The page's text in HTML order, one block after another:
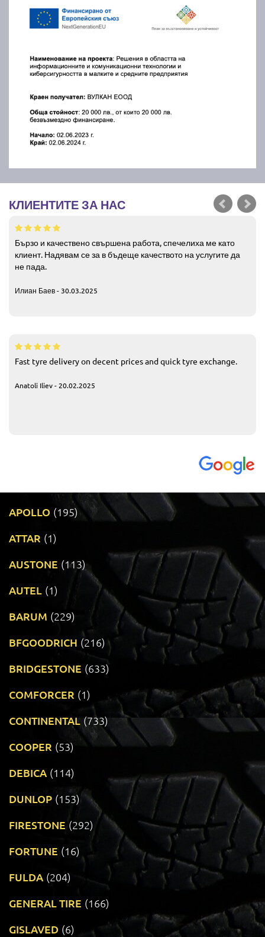
КЛИЕНТИТЕ ЗА НАС
Бързо и качествено свършена работа, спечелиха ме като
клиент. Надявам се за в бъдеще качеството на услугите да
не пада.
Илиан Баев - 30.03.2025
Fast tyre delivery on decent prices and quick tyre exchange.
Anatoli Iliev - 20.02.2025
APOLLO (195)
ATTAR (1)
AUSTONE (113)
AUTEL (1)
BARUM (229)
BFGOODRICH (216)
BRIDGESTONE (633)
COMFORCER (1)
CONTINENTAL (733)
COOPER (53)
DEBICA (114)
DUNLOP (153)
FIRESTONE (292)
FORTUNE (16)
FULDA (204)
GENERAL TIRE (166)
GISLAVED (6)